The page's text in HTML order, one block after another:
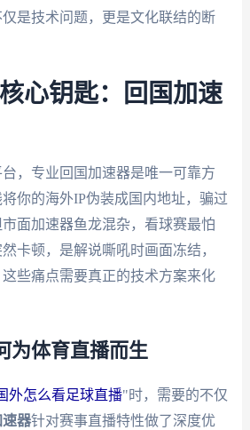
是技术问题，更是文化联结的断
心钥匙：回国加速
，专业回国加速器是唯一可靠方
你的海外IP伪装成国内地址，骗过
面加速器鱼龙混杂，看球赛最怕
卡顿，是解说嘶吼时画面冻结，
些痛点需要真正的技术方案来化
为体育直播而生
外怎么看足球直播"时，需要的不仅
器针对赛事直播特性做了深度优